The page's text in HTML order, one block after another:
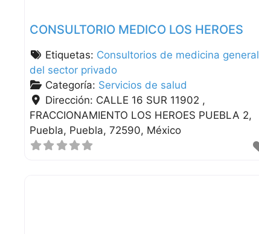
CONSULTORIO MEDICO LOS HEROES
Etiquetas: Consultorios de medicina general
del sector privado
Categoría: Servicios de salud
Dirección: CALLE 16 SUR 11902 ,
FRACCIONAMIENTO LOS HEROES PUEBLA 2
Puebla Puebla 72590 México